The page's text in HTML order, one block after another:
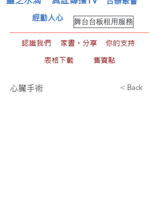
舞台台板租用服務
經動人心
認識我們 家書。分享
你的支持
表格下載
售賣點
心臟手術 < Back